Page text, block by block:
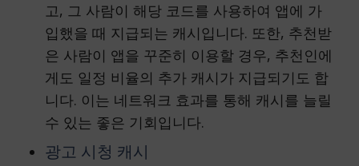
고, 그 사람이 해당 코드를 사용하여 앱에 가
입했을 때 지급되는 캐시입니다. 또한, 추천받
은 사람이 앱을 꾸준히 이용할 경우, 추천인에
게도 일정 비율의 추가 캐시가 지급되기도 합
니다. 이는 네트워크 효과를 통해 캐시를 늘릴
수 있는 좋은 기회입니다.
광고 시청 캐시